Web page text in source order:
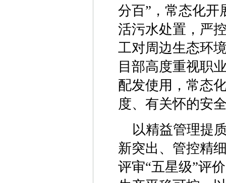
分百”，常态化开
活污水处置，严
工对周边生态环
目部高度重视职
配发使用，常态
度、有关怀的安
以精益管理提
新突出、管控精
评审“五星级”评